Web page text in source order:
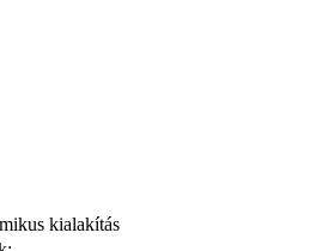
kialakítás